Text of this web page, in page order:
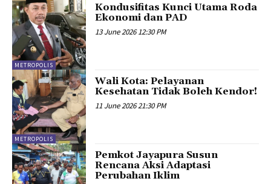
METROPOLIS
Kondusifitas Kunci Utama Roda
Ekonomi dan PAD
13 June 2026 12:30 PM
METROPOLIS
Wali Kota: Pelayanan
Kesehatan Tidak Boleh Kendor!
11 June 2026 21:30 PM
Pemkot Jayapura Susun
Rencana Aksi Adaptasi
Perubahan Iklim